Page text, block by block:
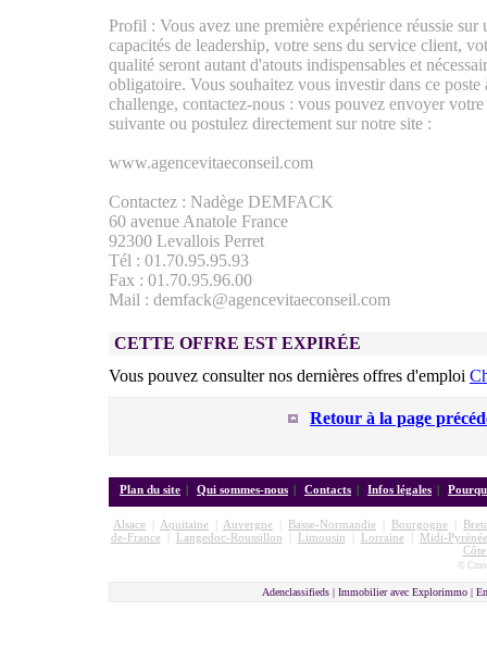
Profil : Vous avez une première expérience réussie
capacités de leadership, votre sens du service client,
qualité seront autant d'atouts indispensables et
obligatoire. Vous souhaitez vous investir dans ce poste
challenge, contactez-nous : vous pouvez envoyer
suivante ou postulez directement sur notre site :
www.agencevitaeconseil.com
Contactez : Nadège DEMFACK
60 avenue Anatole France
92300 Levallois Perret
Tél : 01.70.95.95.93
Fax : 01.70.95.96.00
Mail : demfack@agencevitaeconseil.com
CETTE OFFRE EST EXPIRÉE
Vous pouvez consulter nos dernières offres d'emploi
Retour à la page
Plan du site | Qui sommes-nous | Contacts | Infos légales |
Alsace Aquitaine Auvergne Basse-Normandie Bourgogne
de-France| Langedoc-Roussillon Limousin Lorraine|
Midi-
©
Adenclassifieds | Immobilier avec Explorimmo |